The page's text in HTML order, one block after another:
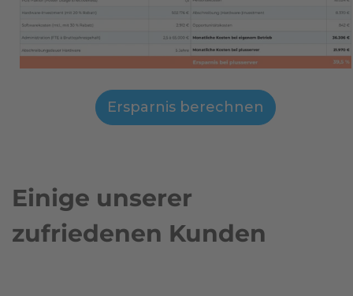
Ersparnis berechnen
Einige unserer
zufriedenen Kunden